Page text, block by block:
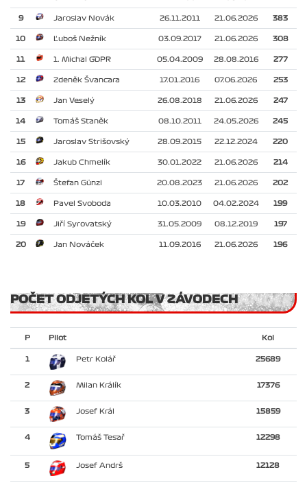
9 Jaroslav Novák 26.11.2011 21.06.2026 383
10 Ľuboš Nežník 03.09.2017 21.06.2026 308
11 1. Michal GDPR 05.04.2009 28.08.2016 277
12 Zdeněk Švancara 17.01.2016 07.06.2026 253
13 Jan Veselý 26.08.2018 21.06.2026 247
14 Tomáš Staněk 08.10.2011 24.05.2026 245
15 Jaroslav Strišovský 28.09.2015 22.12.2024 220
16 Jakub Chmelík 30.01.2022 21.06.2026 214
17 Štefan Günzl 20.08.2023 21.06.2026 202
18 Pavel Svoboda 10.03.2010 04.02.2024 199
19 Jiří Syrovatský 31.05.2009 08.12.2019 197
20 Jan Nováček 11.09.2016 21.06.2026 196
POČET ODJETÝCH KOL V ZÁVODECH
P Pilot Kol
1 Petr Kolář 25689
2 Milan Králík 17376
3 Josef Král 15859
4 Tomáš Tesař 12298
5 Josef Andrš 12128